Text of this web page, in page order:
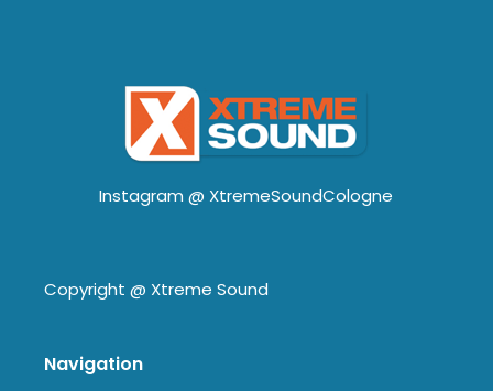
Instagram @ XtremeSoundCologne
Copyright @ Xtreme Sound
Navigation